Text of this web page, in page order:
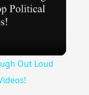
Out Loud